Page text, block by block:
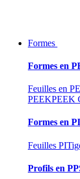
Formes
Formes en
Feuilles en
PEEKPEEK
Formes en PI
Feuilles PI
Profils en